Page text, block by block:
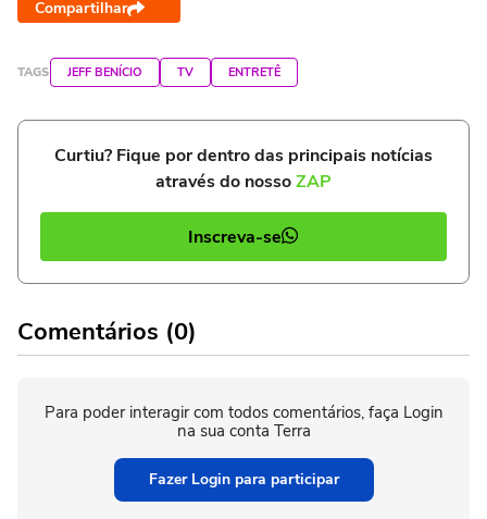
Compartilhar
TAGS JEFF BENÍCIO TV ENTRETÊ
Curtiu? Fique por dentro das principais notícias
através do nossoZAP
Inscreva-se
Comentários (0)
Para poder interagir com todos comentários, faça Login
na sua conta Terra
Fazer Login para participar